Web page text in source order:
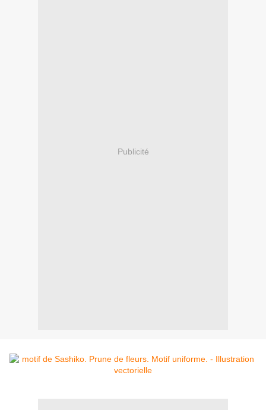
Publicité